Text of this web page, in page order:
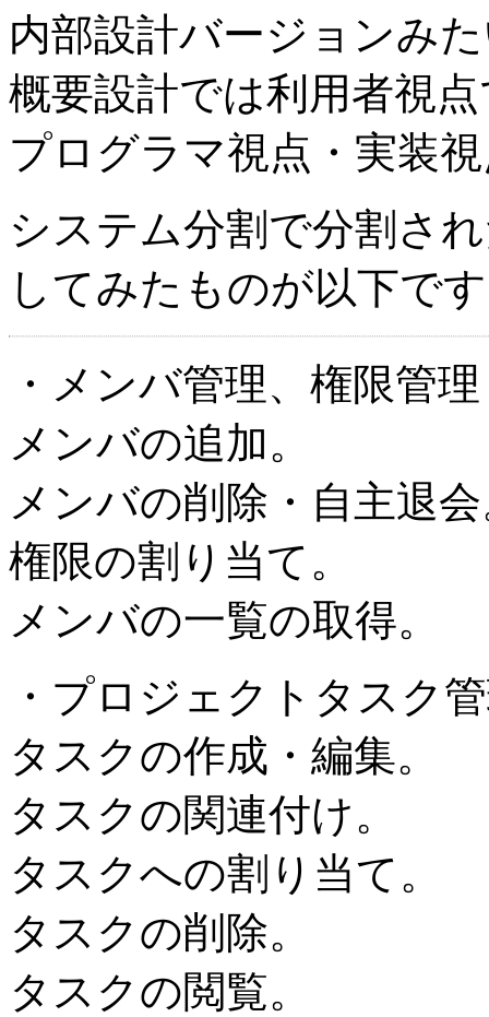
内部設計バージョンみ
概要設計では利用者視
プログラマ視点・実装
システム分割で分割さ
してみたものが以下で
・メンバ管理、権限管理
メンバの追加。
メンバの削除・自主退
権限の割り当て。
メンバの一覧の取得。
・プロジェクトタスク
タスクの作成・編集。
タスクの関連付け。
タスクへの割り当て。
タスクの削除。
タスクの閲覧。